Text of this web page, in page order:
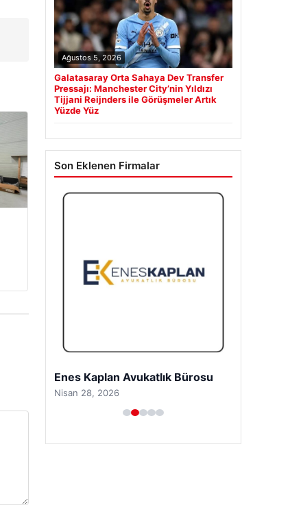
Ağustos 5, 2026
Galatasaray Orta Sahaya Dev Transfer
Pressajı: Manchester City’nin Yıldızı
Tijjani Reijnders ile Görüşmeler Artık
Yüzde Yüz
Son Eklenen Firmalar
Enes Kaplan Avukatlık Bürosu
Nisan 28, 2026